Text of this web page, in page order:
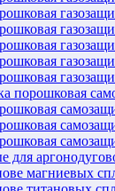
порошковая
для
магниевых